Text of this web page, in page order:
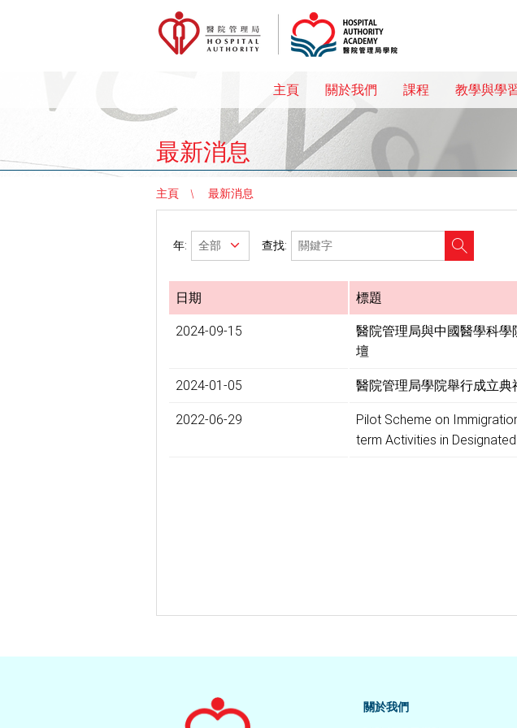
主頁 關於我們 課程 教學與學
最新消息
主頁 最新消息
年: 查找:
日期 標題
2024-09-15
醫院管理局與中國醫學科
壇
2024-01-05 醫院管理局學院舉行成立典
2022-06-29
Pilot Scheme on
term Activities in
關於我們